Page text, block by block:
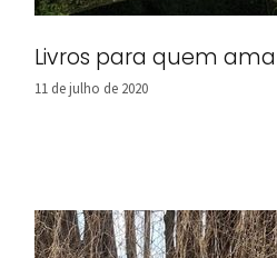
Livros para quem
11 de julho de 2020